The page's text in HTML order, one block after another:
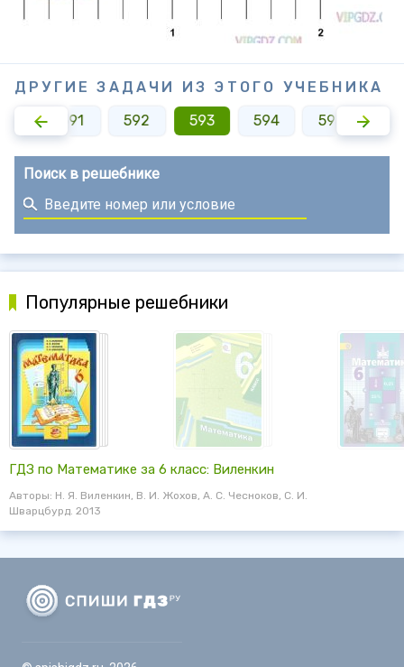
ДРУГИЕ ЗАДАЧИ ИЗ ЭТОГО УЧЕБНИКА
591 592 593 594 595
Поиск в решебнике
Популярные решебники
ГДЗ по Математике за 6 класс: Виленкин
Авторы: Н. Я. Виленкин, В. И. Жохов, А. С. Чесноков, С. И.
Шварцбурд. 2013